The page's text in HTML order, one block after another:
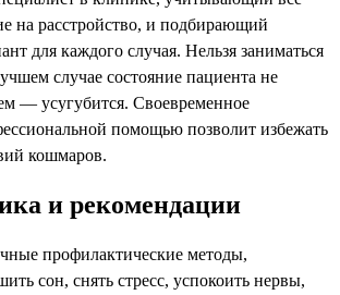
на расстройство, и подбирающий
для каждого случая. Нельзя заниматься
случае состояние пациента не
— усугубится. Своевременное
помощью позволит избежать
кошмаров.
и рекомендации
профилактические методы,
сон, снять стресс, успокоить нервы,